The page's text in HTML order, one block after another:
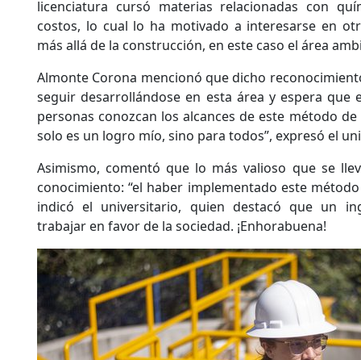
licenciatura cursó materias relacionadas con
costos, lo cual lo ha motivado a interesarse en
más allá de la construcción, en este caso el área
Almonte Corona mencionó que dicho
seguir desarrollándose en esta área y espera que
personas conozcan los alcances de este método
solo es un logro mío, sino para todos”, expresó el
Asimismo, comentó que lo más valioso que se
conocimiento: “el haber implementado este
indicó el universitario, quien destacó que un
trabajar en favor de la sociedad. ¡Enhorabuena!